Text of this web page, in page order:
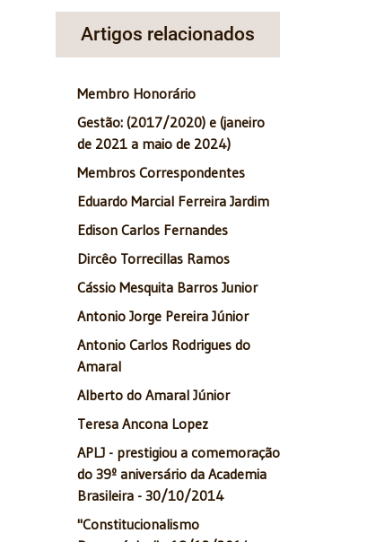
Artigos relacionados
Membro Honorário
Gestão: (2017/2020) e (janeiro
de 2021 a maio de 2024)
Membros Correspondentes
Eduardo Marcial Ferreira Jardim
Edison Carlos Fernandes
Dircêo Torrecillas Ramos
Cássio Mesquita Barros Junior
Antonio Jorge Pereira Júnior
Antonio Carlos Rodrigues do
Amaral
Alberto do Amaral Júnior
Teresa Ancona Lopez
APLJ - prestigiou a comemoração
do 39º aniversário da Academia
Brasileira - 30/10/2014
"Constitucionalismo